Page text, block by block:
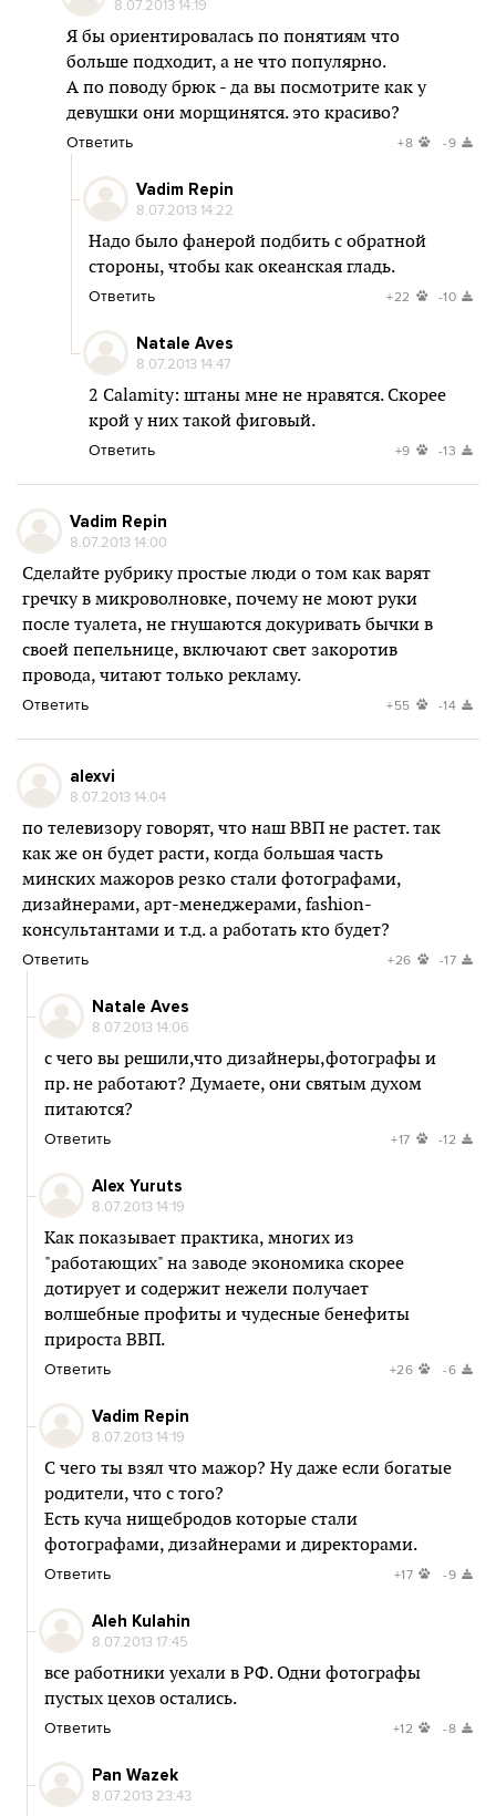
8.07.2013 14:19
Я бы ориентировалась по понятиям что
больше подходит, а не что популярно.
А по поводу брюк - да вы посмотрите как у
девушки они морщинятся. это красиво?
Ответить +8 -9
Vadim Repin
8.07.2013 14:22
Надо было фанерой подбить с обратной
стороны, чтобы как океанская гладь.
Ответить +22 -10
Natale Aves
8.07.2013 14:47
2 Calamity: штаны мне не нравятся. Скорее
крой у них такой фиговый.
Ответить +9 -13
Vadim Repin
8.07.2013 14:00
Сделайте рубрику простые люди о том как варят
гречку в микроволновке, почему не моют руки
после туалета, не гнушаются докуривать бычки в
своей пепельнице, включают свет закоротив
провода, читают только рекламу.
Ответить +55 -14
alexvi
8.07.2013 14:04
по телевизору говорят, что наш ВВП не растет. так
как же он будет расти, когда большая часть
минских мажоров резко стали фотографами,
дизайнерами, арт-менеджерами, fashion-
консультантами и т.д. а работать кто будет?
Ответить +26 -17
Natale Aves
8.07.2013 14:06
с чего вы решили,что дизайнеры,фотографы и
пр. не работают? Думаете, они святым духом
питаются?
Ответить +17 -12
Alex Yuruts
8.07.2013 14:19
Как показывает практика, многих из
"работающих" на заводе экономика скорее
дотирует и содержит нежели получает
волшебные профиты и чудесные бенефиты
прироста ВВП.
Ответить +26 -6
Vadim Repin
8.07.2013 14:19
С чего ты взял что мажор? Ну даже если богатые
родители, что с того?
Есть куча нищебродов которые стали
фотографами, дизайнерами и директорами.
Ответить +17 -9
Aleh Kulahin
8.07.2013 17:45
все работники уехали в РФ. Одни фотографы
пустых цехов остались.
Ответить +12 -8
Pan Wazek
8.07.2013 23:43